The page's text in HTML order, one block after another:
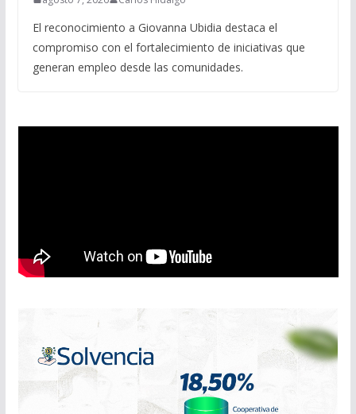
El reconocimiento a Giovanna Ubidia destaca el
compromiso con el fortalecimiento de iniciativas que
generan empleo desde las comunidades.